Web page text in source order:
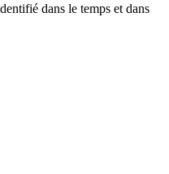
dans le temps et dans